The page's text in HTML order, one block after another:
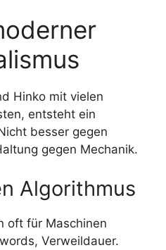
Hinko mit vielen
entsteht ein
besser gegen
gegen Mechanik.
Algorithmus
oft für Maschinen
Verweildauer.